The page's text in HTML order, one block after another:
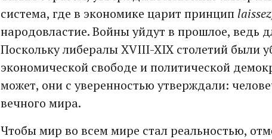
система, где в экономике царит принцип laissez
народовластие. Войны уйдут в прошлое, ведь
Поскольку либералы XVIII-XIX столетий были
экономической свободе и политической
может, они с уверенностью утверждали:
вечного мира.
Чтобы мир во всем мире стал реальностью,